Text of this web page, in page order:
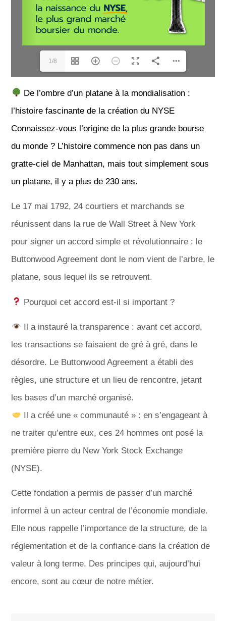
1/8
De l’ombre d’un platane à la mondialisation :
l’histoire fascinante de la création du NYSE
Connaissez-vous l’origine de la plus grande bourse
du monde ? L’histoire commence non pas dans un
gratte-ciel de Manhattan, mais tout simplement sous
un platane, il y a plus de 230 ans.
Le 17 mai 1792, 24 courtiers et marchands se
réunissent dans la rue de Wall Street à New York
pour signer un accord simple et révolutionnaire : le
Buttonwood Agreement dont le nom vient de l’arbre, le
platane, sous lequel ils se retrouvent.
Pourquoi cet accord est-il si important ?
Il a instauré la transparence : avant cet accord,
les transactions se faisaient de gré à gré, dans le
désordre. Le Buttonwood Agreement a établi des
règles, une structure et un lieu de rencontre, jetant
les bases d’un marché organisé.
Il a créé une « communauté » : en s’engageant à
ne traiter qu’entre eux, ces 24 hommes ont posé la
première pierre du New York Stock Exchange
(NYSE).
Cette fondation a permis de passer d’un marché
informel à un acteur central de l’économie mondiale.
Elle nous rappelle l’importance de la structure, de la
réglementation et de la confiance dans la création de
valeur à long terme. Des principes qui, aujourd’hui
encore, sont au cœur de notre métier.